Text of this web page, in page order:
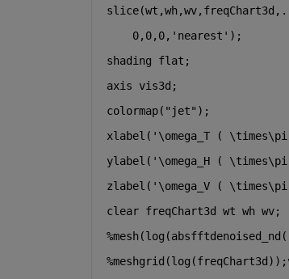
slice(wt,wh,wv,freqChart3d,
    0,0,0,
'nearest' );
shading flat ;
axis vis3d ;
colormap( "jet" );
xlabel( '\omega_T (
ylabel( '\omega_H (
zlabel( '\omega_V (
clear freqChart3d wt wh wv;